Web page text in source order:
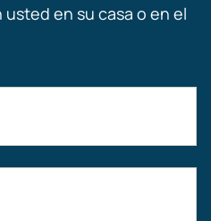
en su casa o en el